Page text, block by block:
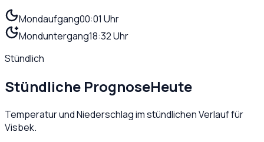
Mondaufgang00:01 Uhr
Monduntergang18:32 Uhr
Stündlich
Stündliche PrognoseHeute
Temperatur und Niederschlag im stündlichen Verlauf für
Visbek.